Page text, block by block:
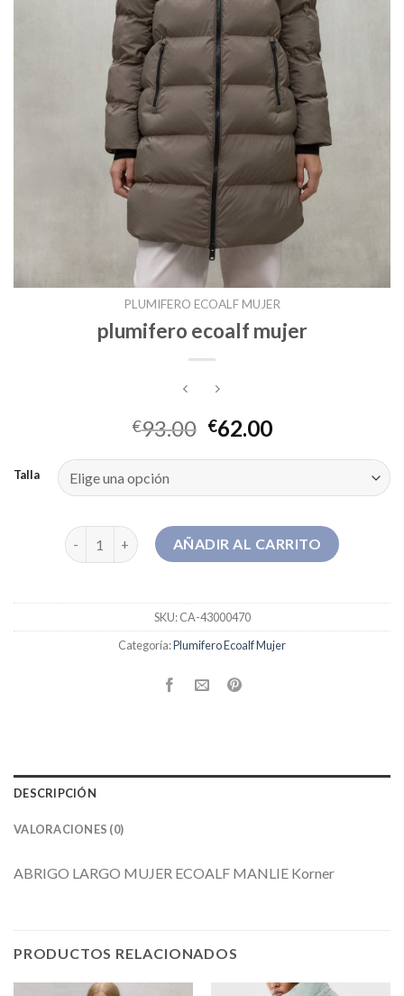
PLUMIFERO ECOALF MUJER
plumifero ecoalf mujer
€93.00 €62.00
Talla
plumifero ecoalf mujer cantidad
AÑADIR AL CARRITO
SKU:CA-43000470
Categoría:Plumifero Ecoalf Mujer
DESCRIPCIÓN
VALORACIONES (0)
ABRIGO LARGO MUJER ECOALF MANLIE Korner
PRODUCTOS RELACIONADOS